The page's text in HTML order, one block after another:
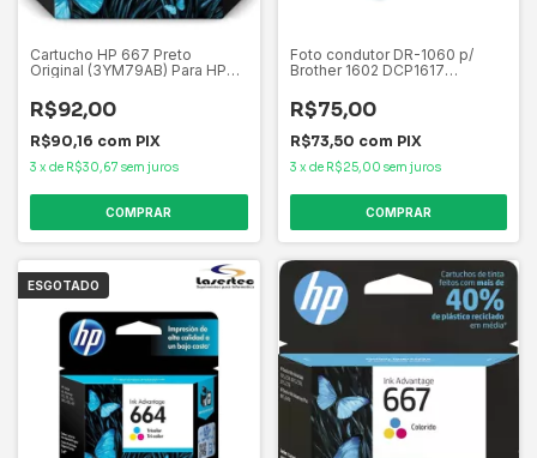
Cartucho HP 667 Preto
Original (3YM79AB) Para HP
6476 CX 1 UN
R$92,00
R$90,16 com PIX
3 x de R$30,67 sem juros
COMPRAR
Foto condutor DR-1060 p/
Brother 1602 DCP1617
R$75,00
R$73,50 com PIX
3 x de R$25,00 sem juros
ESGOTADO